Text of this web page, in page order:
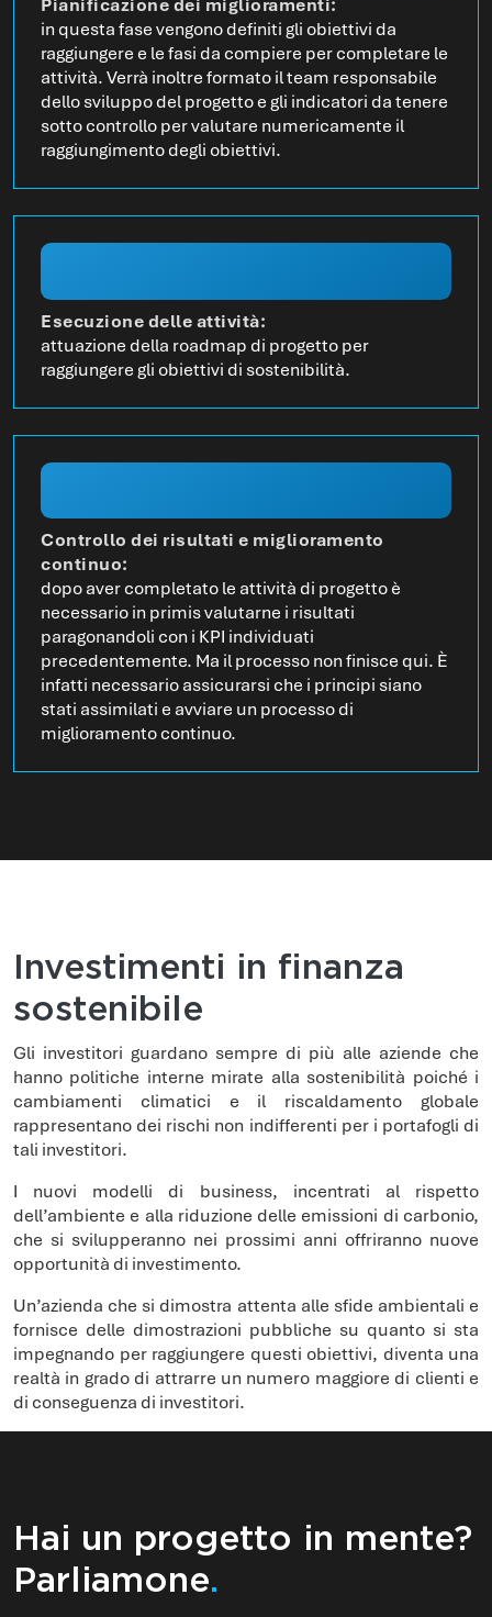
in questa fase vengono definiti gli obiettivi da
raggiungere e le fasi da compiere per completare le
attività. Verrà inoltre formato il team responsabile
dello sviluppo del progetto e gli indicatori da tenere
sotto controllo per valutare numericamente il
raggiungimento degli obiettivi.
Esecuzione delle attività:
attuazione della roadmap di progetto per
raggiungere gli obiettivi di sostenibilità.
Controllo dei risultati e miglioramento
continuo:
dopo aver completato le attività di progetto è
necessario in primis valutarne i risultati
paragonandoli con i KPI individuati
precedentemente. Ma il processo non finisce qui. È
infatti necessario assicurarsi che i principi siano
stati assimilati e avviare un processo di
miglioramento continuo.
Investimenti in finanza
sostenibile
Gli investitori guardano sempre di più alle aziende che
hanno politiche interne mirate alla sostenibilità poiché i
cambiamenti climatici e il riscaldamento globale
rappresentano dei rischi non indifferenti per i portafogli di
tali investitori.
I nuovi modelli di business, incentrati al rispetto
dell’ambiente e alla riduzione delle emissioni di carbonio,
che si svilupperanno nei prossimi anni offriranno nuove
opportunità di investimento.
Un’azienda che si dimostra attenta alle sfide ambientali e
fornisce delle dimostrazioni pubbliche su quanto si sta
impegnando per raggiungere questi obiettivi, diventa una
realtà in grado di attrarre un numero maggiore di clienti e
di conseguenza di investitori.
Hai un progetto in mente?
Parliamone.